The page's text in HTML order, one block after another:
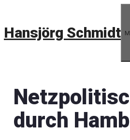
springen
Hansjörg Schmidt
durch